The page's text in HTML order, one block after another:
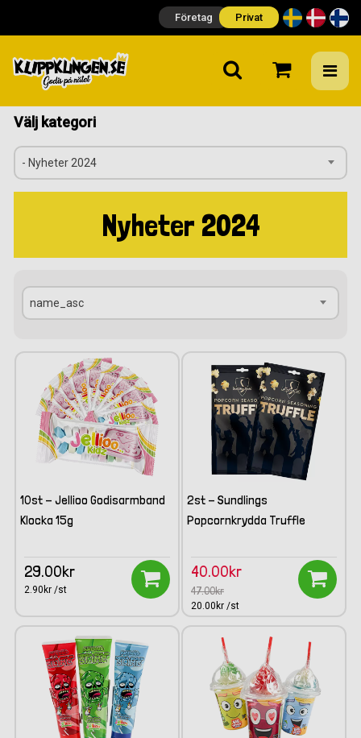
Företag Privat
Välj kategori
- Nyheter 2024
Nyheter 2024
name_asc
10st - Jellioo Godisarmband
Klocka 15g
29.00kr
2.90kr /st
2st - Sundlings
Popcornkrydda Truffle
40.00kr
47.00kr
20.00kr /st